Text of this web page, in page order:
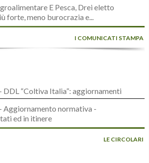
E Pesca, Drei eletto
forte, meno burocrazia e...
I COMUNICATI STAMPA
“Coltiva Italia”: aggiornamenti
normativa -
ed in itinere
LE CIRCOLARI